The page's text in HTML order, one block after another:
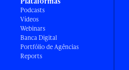
Podcasts
Vídeos
Webinars
Banca Digital
Portfólio de Agências
Reports